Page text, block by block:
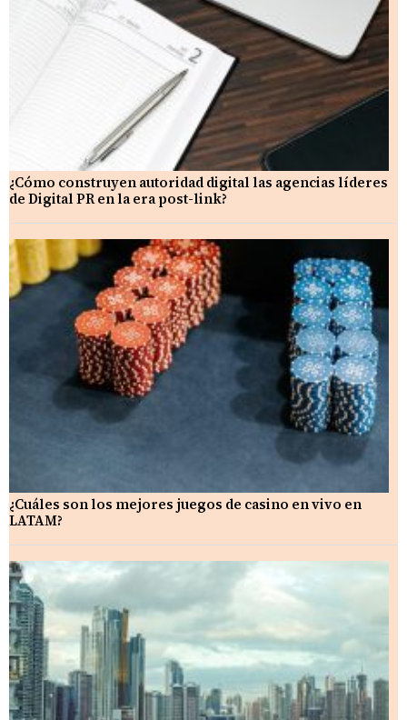
¿Cómo construyen autoridad digital las agencias líderes
de Digital PR en la era post-link?
¿Cuáles son los mejores juegos de casino en vivo en
LATAM?